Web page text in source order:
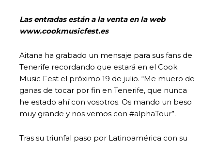
Las entradas están a la venta en la web
www.cookmusicfest.es
Aitana ha grabado un mensaje para sus fans de
Tenerife recordando que estará en el Cook
Music Fest el próximo 19 de julio. “Me muero de
ganas de tocar por fin en Tenerife, que nunca
he estado ahí con vosotros. Os mando un beso
muy grande y nos vemos con #alphaTour”.
Tras su triunfal paso por Latinoamérica con su